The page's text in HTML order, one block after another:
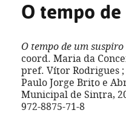
O tempo
O tempo de um suspiro
coord. Maria da
pref. Vítor Rodrigues
Paulo Jorge Brito e
Municipal de Sintra,
972-8875-71-8